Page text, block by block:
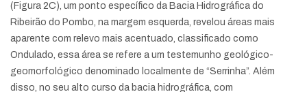
(Figura 2C), um ponto específico da Bacia Hidrográfica do
Ribeirão do Pombo, na margem esquerda, revelou áreas mais
aparente com relevo mais acentuado, classificado como
Ondulado, essa área se refere a um testemunho geológico-
geomorfológico denominado localmente de “Serrinha”. Além
disso, no seu alto curso da bacia hidrográfica, com